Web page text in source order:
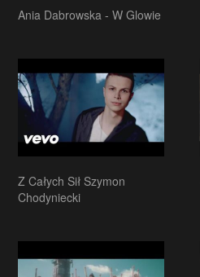
Ania Dabrowska - W Glowie
Z Całych Sił Szymon
Chodyniecki